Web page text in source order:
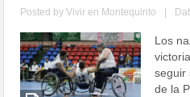
Posted byVivir en Montequinto
Los
seguir
de la